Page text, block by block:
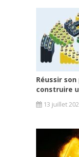
Réussir
construire
13 juillet